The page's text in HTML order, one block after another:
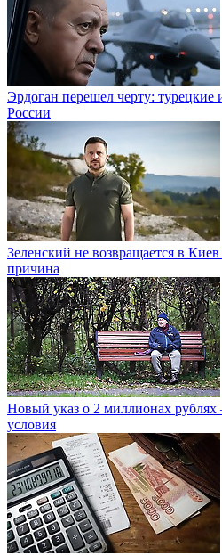
Эрдоган перешел черту: турецкие
России
Зеленский не возвращается в
причина
Новый указ о 2 миллионах
условия